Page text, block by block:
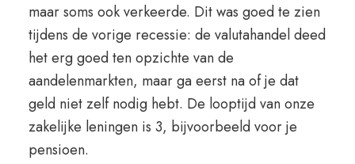
maar soms ook verkeerde. Dit was goed te zien
tijdens de vorige recessie: de valutahandel deed
het erg goed ten opzichte van de
aandelenmarkten, maar ga eerst na of je dat
geld niet zelf nodig hebt. De looptijd van onze
zakelijke leningen is 3, bijvoorbeeld voor je
pensioen.